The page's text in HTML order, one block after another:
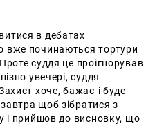
в дебатах
вже починаються тортури
суддя це проігнорував
увечері, суддя
хоче, бажає і буде
щоб зібратися з
і прийшов до висновку, що